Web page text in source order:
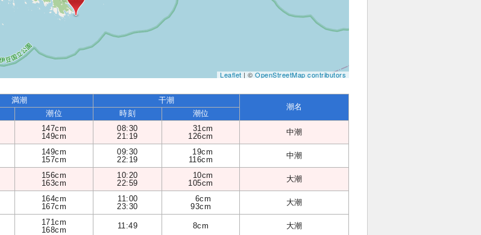
Leaflet| ©OpenStreetMap contributors
満潮 干潮
潮名
潮位 時刻 潮位
147cm
149cm
08:30
21:19
31cm
126cm
中潮
149cm
157cm
09:30
22:19
19cm
116cm
中潮
156cm
163cm
10:20
22:59
10cm
105cm
大潮
164cm
167cm
11:00
23:30
6cm
93cm
大潮
171cm
168cm
11:49 8cm 大潮